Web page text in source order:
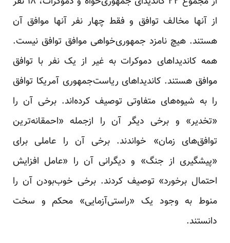
از آنها مخالف توافق و فقط چهار نفر آنها موافق آن
هستند. هیچ نامزد جمهوری‌خواهی موافق توافق نیست.
همه کاندیداهای دموکرات به غیر از یک نفر با توافق
موافق هستند. کاندیداهای ریاست‌جمهوری آمریکا توافق
را به شیوه‌های متفاوتی توصیف کرده‌اند. برخی آن را
«تخدیر» و برخی دیگر آن را ازجمله «احمقانه‌ترین
توافق‌های زمان» خواندند. برخی آن را عاملی برای
«پیشگیری از جنگ» و دیگرانی آن را «عامل افزایش
احتمال برخورد» توصیف کردند. برخی خوب‌بودن آن را
منوط به وجود یک «راستی‌آزمایی» محکم و سخت
دانستند.